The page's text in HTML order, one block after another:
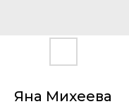
Яна Михеева